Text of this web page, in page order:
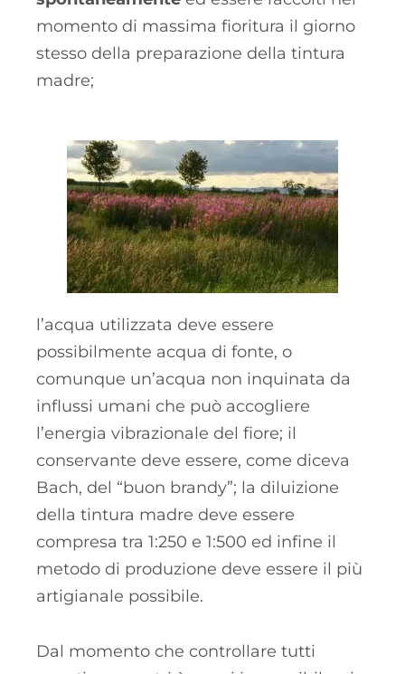
momento di massima fioritura il giorno
stesso della preparazione della tintura
madre;
l’acqua utilizzata deve essere
possibilmente acqua di fonte, o
comunque un’acqua non inquinata da
influssi umani che può accogliere
l’energia vibrazionale del fiore; il
conservante deve essere, come diceva
Bach, del “buon brandy”; la diluizione
della tintura madre deve essere
compresa tra 1:250 e 1:500 ed infine il
metodo di produzione deve essere il più
artigianale possibile.
Dal momento che controllare tutti